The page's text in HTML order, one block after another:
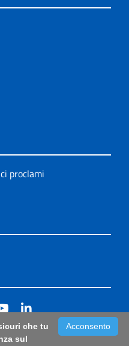
proclami
di prima istanza per
Acconsento
che tu
sul